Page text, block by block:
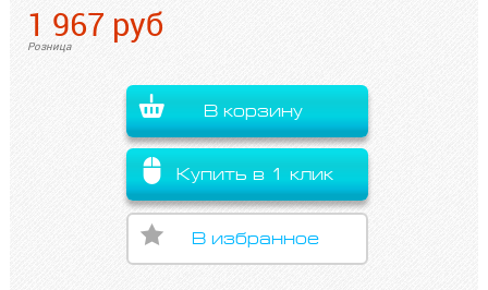
1 967 руб
Розница
В корзину
Купить в 1 клик
В избранное